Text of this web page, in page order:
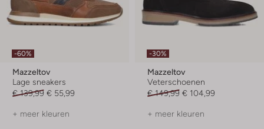
-60%
Mazzeltov
Lage sneakers
€ 139,99 € 55,99
+ meer kleuren
-30%
Mazzeltov
Veterschoenen
€ 149,99 € 104,99
+ meer kleuren